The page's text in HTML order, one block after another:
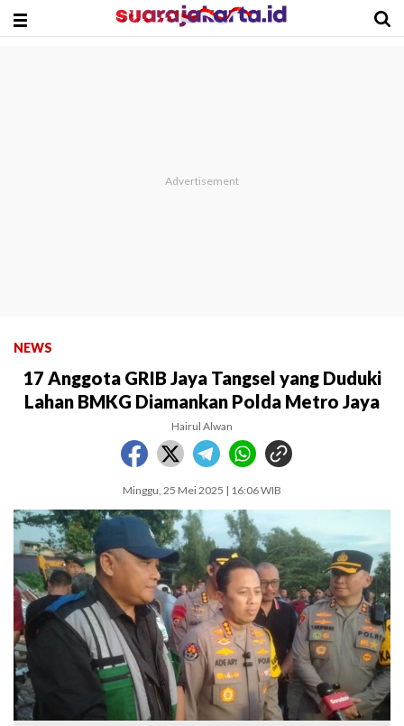
NEWS
17 Anggota GRIB Jaya Tangsel yang Duduki
Lahan BMKG Diamankan Polda Metro Jaya
Hairul Alwan
Minggu, 25 Mei 2025 | 16:06 WIB